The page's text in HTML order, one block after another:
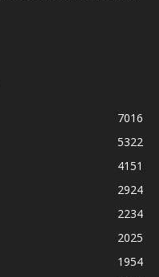
7016
5322
4151
2924
2234
2025
1954